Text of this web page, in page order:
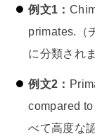
例文1：
primates.（
に分類され
例文2：
compared
べて高度な